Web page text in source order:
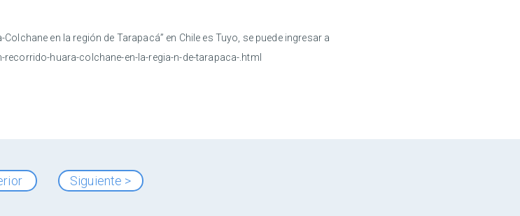
en la región de Tarapacá” en Chile es Tuyo, se puede ingresar a
huara-colchane-en-la-regia-n-de-tarapaca-.html
Siguiente >